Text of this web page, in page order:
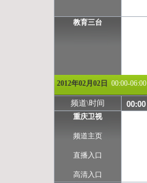
教育三台
2012年02月02日 00:00-06:00
频道\时间 00:00
重庆卫视
频道主页
直播入口
高清入口